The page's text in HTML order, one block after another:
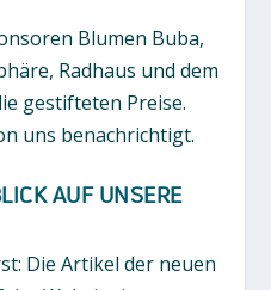
Blumen Buba,
Radhaus und dem
gestifteten Preise.
uns benachrichtigt.
AUF UNSERE
Die Artikel der neuen